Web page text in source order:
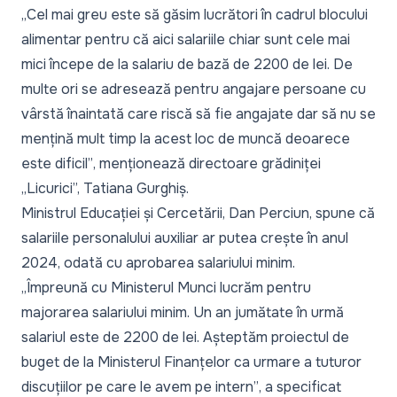
„Cel mai greu este să găsim lucrători în cadrul blocului
alimentar pentru că aici salariile chiar sunt cele mai
mici începe de la salariu de bază de 2200 de lei. De
multe ori se adresează pentru angajare persoane cu
vârstă înaintată care riscă să fie angajate dar să nu se
mențină mult timp la acest loc de muncă deoarece
este dificil”, menționează directoare grădiniței
„Licurici”, Tatiana Gurghiș.
Ministrul Educației și Cercetării, Dan Perciun, spune că
salariile personalului auxiliar ar putea crește în anul
2024, odată cu aprobarea salariului minim.
„Împreună cu Ministerul Munci lucrăm pentru
majorarea salariului minim. Un an jumătate în urmă
salariul este de 2200 de lei. Așteptăm proiectul de
buget de la Ministerul Finanțelor ca urmare a tuturor
discuțiilor pe care le avem pe intern”, a specificat